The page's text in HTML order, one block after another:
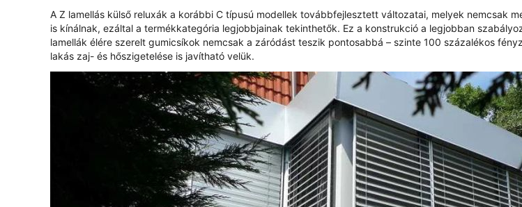
A Z lamellás külső reluxák a korábbi C típusú modellek továbbfejlesztett változatai, melyek nemcsak
is kínálnak, ezáltal a termékkategória legjobbjainak tekinthetők. Ez a konstrukció a legjobban
lamellák élére szerelt gumicsíkok nemcsak a záródást teszik pontosabbá – szinte 100 százalékos
lakás zaj- és hőszigetelése is javítható velük.